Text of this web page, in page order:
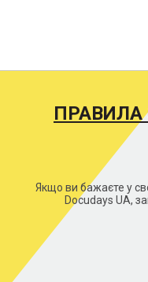
ПРАВИЛА
Якщо ви бажаєте у
Docudays UA,